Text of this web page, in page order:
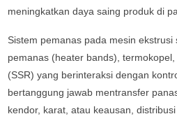
meningkatkan daya saing produk di
Sistem pemanas pada mesin
pemanas (heater bands),
(SSR) yang berinteraksi dengan
bertanggung jawab mentransfer
kendor, karat, atau keausan,